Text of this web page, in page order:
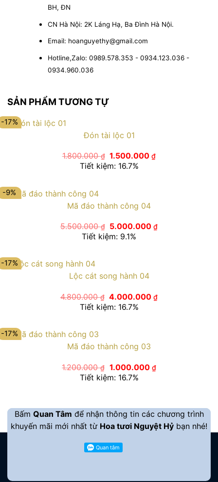
BH, ĐN
CN Hà Nội: 2K Láng Hạ, Ba Đình Hà Nội.
Email: hoanguyethy@gmail.com
Hotline,Zalo: 0989.578.353 - 0934.123.036 -
0934.960.036
SẢN PHẨM TƯƠNG TỰ
-17%
Đón tài lộc 01
1.800.000₫ Giá
gốc
là:
1.500.000₫Giá
Tiết kiệm: 16.7%
-9%
Mã đáo thành công 04
5.500.000₫
Giá
gốc
là:
5.000.000₫Giá
Tiết kiệm: 9.1%
-17%
Lộc cát song hành 04
4.800.000₫ Giá
gốc
là:
4.000.000₫Giá
Tiết kiệm: 16.7%
-17%
Mã đáo thành công 03
1.200.000₫ Giá
gốc
là:
1.000.000 ₫Giá
hiện
Tiết kiệm: 16.7%
Bấm Quan Tâm để nhận thông tin các chương trình
khuyến mãi mới nhất từ Hoa tươi Nguyệt Hỷ bạn nhé!